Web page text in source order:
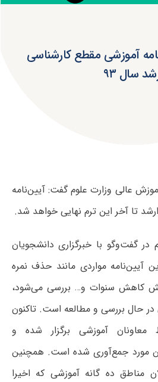
آموزشی مقطع کارشناسی
سال ۹۳
عالی وزارت علوم گفت: آیین‌نامه
تا آخر این ترم نهایی خواهد شد.
در گفت‌وگو با خبرگزاری دانشجویان
آیین‌نامه مواردی مانند حذف نمره
کاهش سنوات و… بررسی می‌شود،
در حال بررسی و مطالعه است. تاکنون
آموزشی برگزار شده و
مورد جمع‌آوری شده است. همچنین
مناطق ده گانه آموزشی که اخیرا